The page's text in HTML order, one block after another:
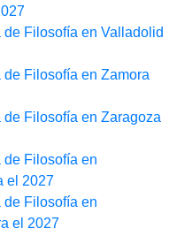
Filosofía en Valladolid
Filosofía en Zamora
Filosofía en Zaragoza
Filosofía en
el 2027
Filosofía en
el 2027